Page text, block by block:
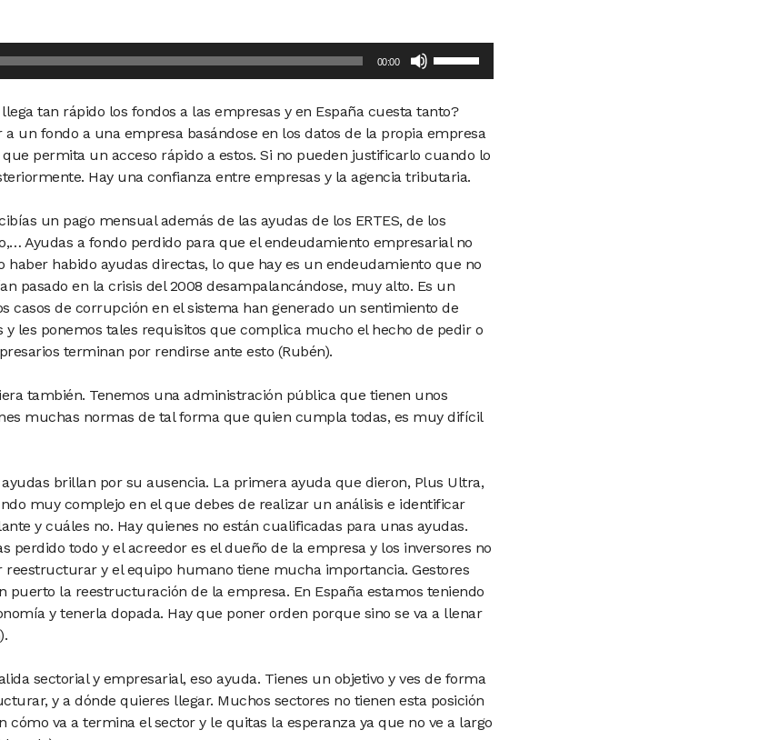
00:00
keys
to
increase
or
volume.
tan rápido los fondos a las empresas y en España cuesta tanto?
un fondo a una empresa basándose en los datos de la propia empresa
permita un acceso rápido a estos. Si no pueden justificarlo cuando lo
Hay una confianza entre empresas y la agencia tributaria.
un pago mensual además de las ayudas de los ERTES, de los
Ayudas a fondo perdido para que el endeudamiento empresarial no
haber habido ayudas directas, lo que hay es un endeudamiento que no
pasado en la crisis del 2008 desampalancándose, muy alto. Es un
casos de corrupción en el sistema han generado un sentimiento de
y les ponemos tales requisitos que complica mucho el hecho de pedir o
terminan por rendirse ante esto (Rubén).
también. Tenemos una administración pública que tienen unos
muchas normas de tal forma que quien cumpla todas, es muy difícil
brillan por su ausencia. La primera ayuda que dieron, Plus Ultra,
muy complejo en el que debes de realizar un análisis e identificar
y cuáles no. Hay quienes no están cualificadas para unas ayudas.
perdido todo y el acreedor es el dueño de la empresa y los inversores no
reestructurar y el equipo humano tiene mucha importancia. Gestores
puerto la reestructuración de la empresa. En España estamos teniendo
y tenerla dopada. Hay que poner orden porque sino se va a llenar
sectorial y empresarial, eso ayuda. Tienes un objetivo y ves de forma
y a dónde quieres llegar. Muchos sectores no tienen esta posición
cómo va a termina el sector y le quitas la esperanza ya que no ve a largo